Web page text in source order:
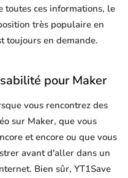
ces informations, le
très populaire en
toujours en demande.
pour Maker
vous rencontrez des
sur Maker, que vous
et encore ou que vous
avant d'aller dans un
Bien sûr, YT1Save